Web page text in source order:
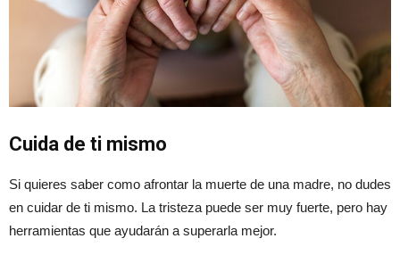
Cuida de ti mismo
Si quieres saber como afrontar la muerte de una madre, no dudes
en cuidar de ti mismo. La tristeza puede ser muy fuerte, pero hay
herramientas que ayudarán a superarla mejor.